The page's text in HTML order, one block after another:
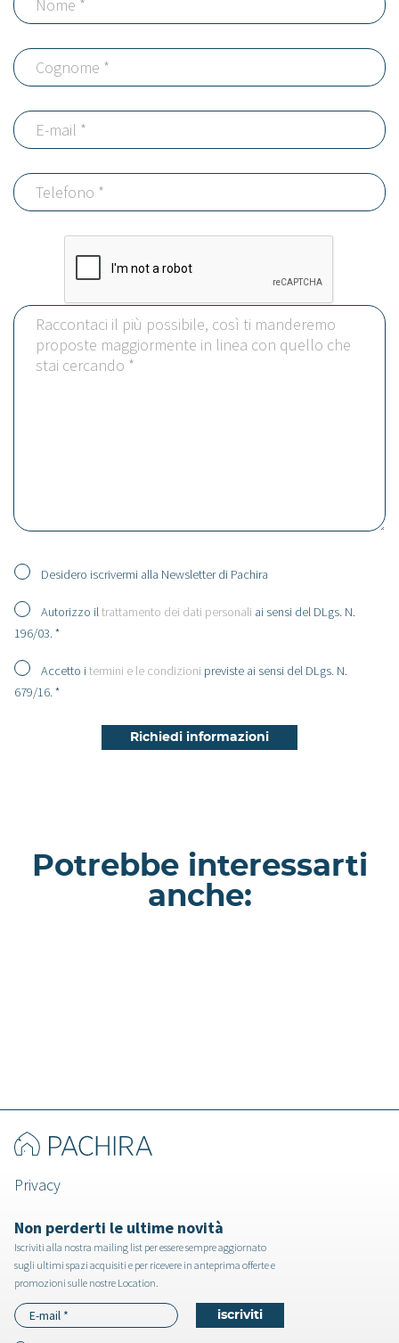
Desidero iscrivermi alla Newsletter di Pachira
Autorizzo iltrattamento dei dati personali ai sensi del DLgs. N.
196/03. *
Accetto itermini e le condizioni previste ai sensi del DLgs. N.
679/16. *
Potrebbe interessarti
anche:
Privacy
Non perderti le ultime novità
Iscriviti alla nostra mailing list per essere sempre aggiornato
sugli ultimi spazi acquisiti e per ricevere in anteprima offerte e
promozioni sulle nostre Location.